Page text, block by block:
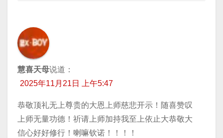
慧喜天母说道：
2025年11月21日 上午5:47
恭敬顶礼无上尊贵的大恩上师慈悲开示！随喜赞叹
上师无量功德！祈请上师加持我至上依止大恭敬大
信心好好修行！喇嘛钦诺！！！！